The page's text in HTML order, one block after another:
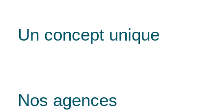
Un concept unique
Nos agences